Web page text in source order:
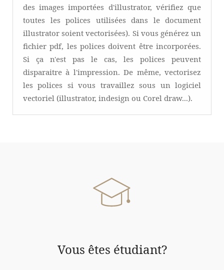
des images importées d'illustrator, vérifiez que
toutes les polices utilisées dans le document
illustrator soient vectorisées). Si vous générez un
fichier pdf, les polices doivent être incorporées.
Si ça n'est pas le cas, les polices peuvent
disparaitre à l'impression. De même, vectorisez
les polices si vous travaillez sous un logiciel
vectoriel (illustrator, indesign ou Corel draw...).
Vous êtes étudiant?